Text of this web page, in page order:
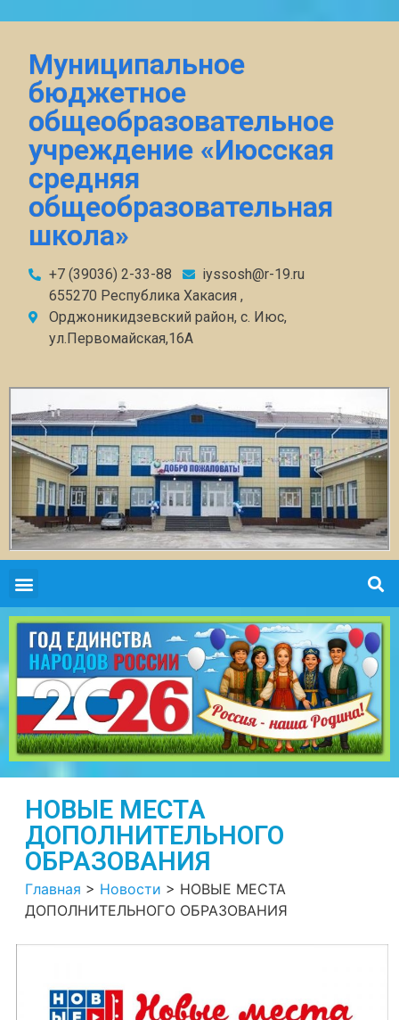
Муниципальное
бюджетное
общеобразовательное
учреждение «Июсская
средняя
общеобразовательная
школа»
+7 (39036) 2-33-88
iyssosh@r-19.ru
655270 Республика Хакасия ,
Орджоникидзевский район, с. Июс,
ул.Первомайская,16А
НОВЫЕ МЕСТА
ДОПОЛНИТЕЛЬНОГО
ОБРАЗОВАНИЯ
Главная > Новости > НОВЫЕ МЕСТА
ДОПОЛНИТЕЛЬНОГО ОБРАЗОВАНИЯ